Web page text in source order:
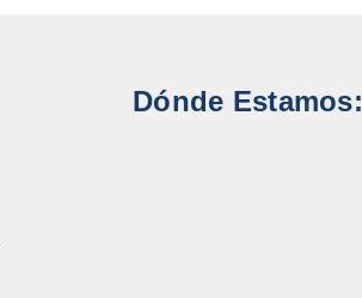
Dónde Estamos: